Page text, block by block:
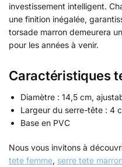
investissement intelligent.
une finition inégalée,
torsade marron demeurera
pour les années à venir.
Caractéristiques
Diamètre : 14,5 cm,
Largeur du serre-tête : 4
Base en PVC
Nous vous invitons à
tete femme, serre tete